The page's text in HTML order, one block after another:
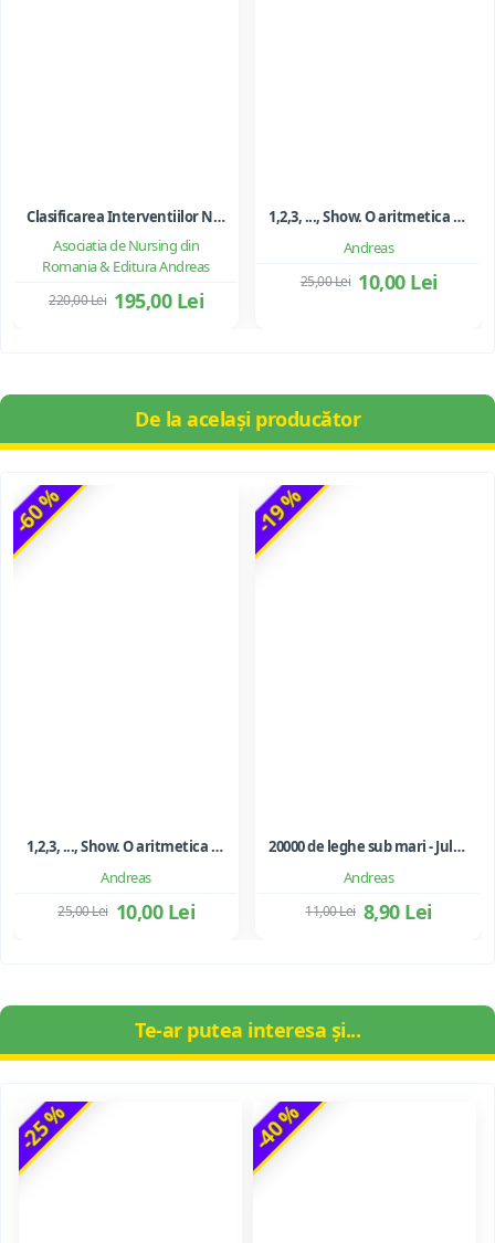
Asociatia de Nursing din
Romania & Editura Andreas
Clasificarea Interventiilor Nursing (NIC)
195,00 Lei
220,00 Lei
Andreas
1,2,3, ..., Show. O aritmetica emotionala, o poezie a matematicii - Ioan Dancila
10,00 Lei
25,00 Lei
De la același producător
-60 %
Andreas
1,2,3, ..., Show. O aritmetica emotionala, o poezie a matematicii - Ioan Dancila
10,00 Lei
25,00 Lei
-19 %
Andreas
20000 de leghe sub mari - Jules Verne
8,90 Lei
11,00 Lei
Te-ar putea interesa și...
-25 % -40 %